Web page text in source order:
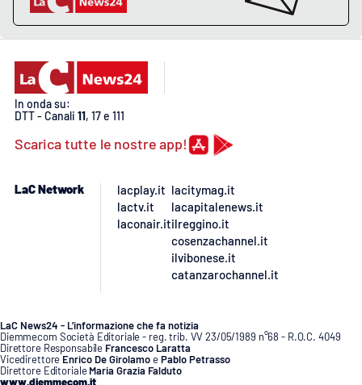
PROGETTI
SPECIALI
Buona Sanità Calabria
LA
LAC
NETWORK
In onda su:
DTT - Canali 11, 17 e 111
Scarica tutte le nostre app!
LaC Network
lacplay.it
lactv.it
laconair.it
lacitymag.it
lacapitalenews.it
ilreggino.it
cosenzachannel.it
ilvibonese.it
catanzarochannel.it
LaC News24 - L’informazione che fa notizia
Diemmecom Società Editoriale - reg. trib. VV 23/05/1989 n°68 - R.O.C. 4049
Direttore Responsabile Francesco Laratta
Vicedirettore Enrico De GirolamoePablo Petrasso
Direttore Editoriale Maria Grazia Falduto
www.diemmecom.it